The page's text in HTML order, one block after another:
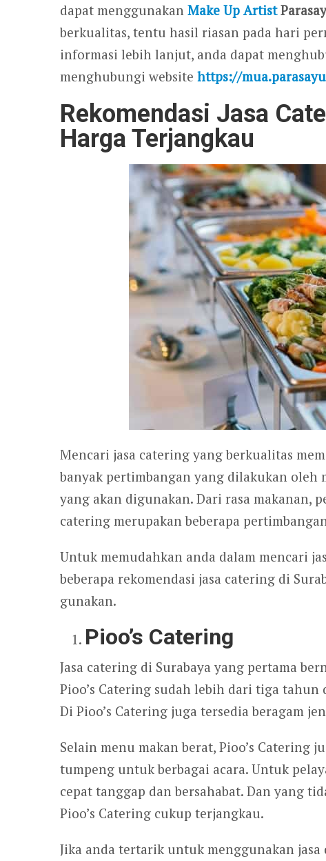
dapat menggunakan Make Up Artist
berkualitas, tentu hasil riasan pada hari
informasi lebih lanjut, anda dapat
menghubungi website https://
Rekomendasi Jasa
Harga Terjangkau
Mencari jasa catering yang berkualitas
banyak pertimbangan yang dilakukan oleh
yang akan digunakan. Dari rasa makanan,
catering merupakan beberapa
Untuk memudahkan anda dalam mencari
beberapa rekomendasi jasa catering di
gunakan.
Pioo’s Catering
Jasa catering di Surabaya yang pertama
Pioo’s Catering sudah lebih dari tiga tahun
Di Pioo’s Catering juga tersedia beragam
Selain menu makan berat, Pioo’s Catering
tumpeng untuk berbagai acara. Untuk
cepat tanggap dan bersahabat. Dan yang
Pioo’s Catering cukup terjangkau.
Jika anda tertarik untuk menggunakan